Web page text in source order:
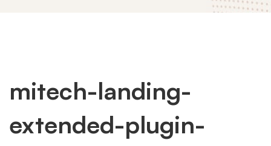
mitech-
landing-
mitech-landing-
extended-plugin-